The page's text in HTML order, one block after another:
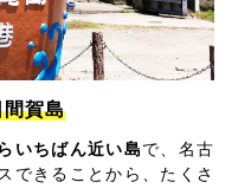
間賀島
いちばん近い島で、名古
できることから、たくさ